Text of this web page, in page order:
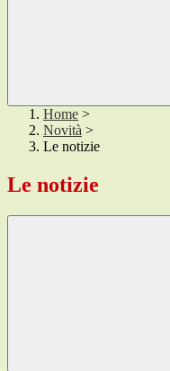
Home >
Novità >
Le notizie
Le notizie